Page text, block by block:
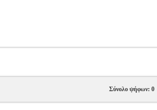
Σύνολο ψήφων: 0